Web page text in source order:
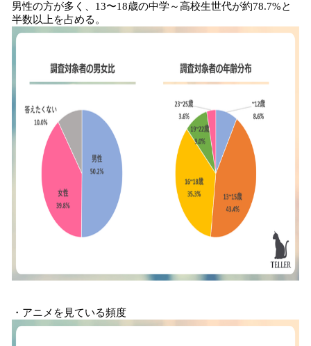
男性の方が多く、13〜18歳の中学～高校生世代が約78.7%と
半数以上を占める。
・アニメを見ている頻度